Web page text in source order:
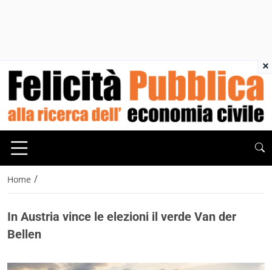
Home /
In Austria vince le elezioni il verde Van der
Bellen
×